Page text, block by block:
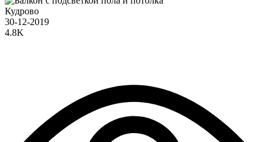
Кудрово
30-12-2019
4.8K